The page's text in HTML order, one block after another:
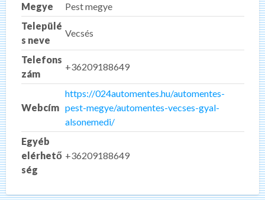
Megye
Pest megye
Települé
s neve
Vecsés
Telefons
zám
+36209188649
Webcím
https://024automentes.hu/automentes-
pest-megye/automentes-vecses-gyal-
alsonemedi/
Egyéb
elérhető
ség
+36209188649